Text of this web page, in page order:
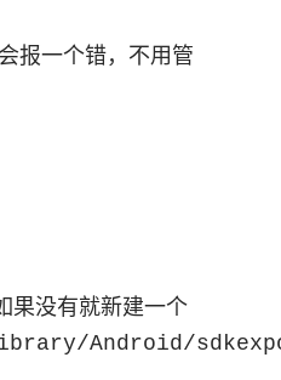
报一个错，不用管
果没有就新建一个
Android/